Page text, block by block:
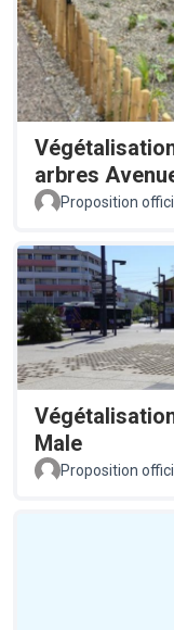
arbres
Proposition
Male
Proposition